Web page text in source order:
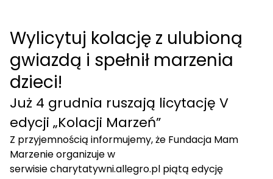
Wylicytuj kolację z ulubioną
gwiazdą i spełnił marzenia
dzieci!
Już 4 grudnia ruszają licytację V
edycji „Kolacji Marzeń”
Z przyjemnością informujemy, że Fundacja Mam
Marzenie organizuje w
serwisiecharytatywni.allegro.pl piątą edycję